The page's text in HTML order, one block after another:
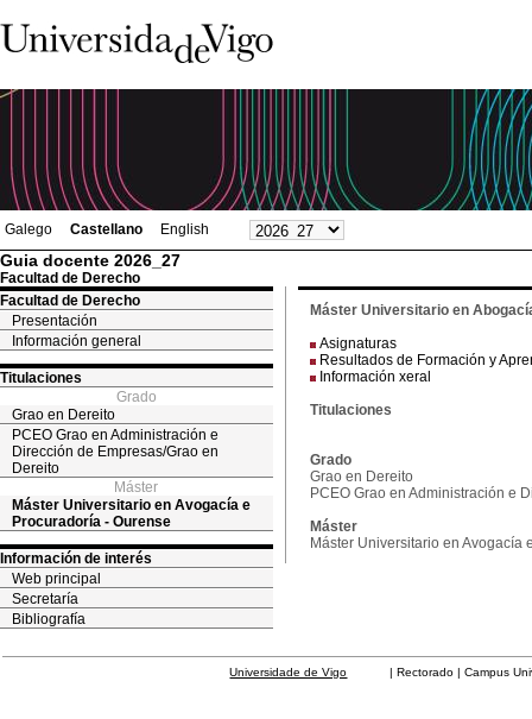
Galego Castellano English
Guia docente 2026_27
Facultad de Derecho
Facultad de Derecho
Presentación
Información general
Titulaciones
Grado
Grao en Dereito
PCEO Grao en Administración e
Dirección de Empresas/Grao en
Dereito
Máster
Máster Universitario en Avogacía e
Procuradoría - Ourense
Información de interés
Web principal
Secretaría
Bibliografía
Máster Universitario en
Asignaturas
Resultados de Formación y
Información xeral
Titulaciones
Grado
Grao en Dereito
PCEO Grao en Administración e
Máster
Máster Universitario en Avogacía
Universidade de Vigo | Rectorado | Campus